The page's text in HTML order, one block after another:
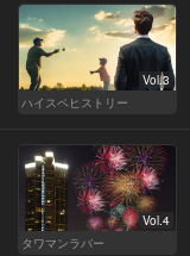
Vol.3
ハイスペヒストリー
Vol.4
タワマンラバー